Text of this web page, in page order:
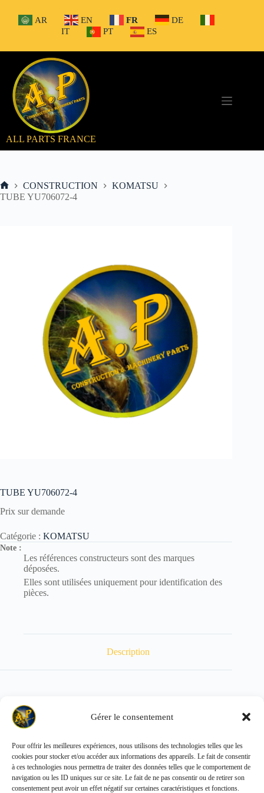
Gérer le consentement
Pour offrir les meilleures expériences, nous utilisons des technologies telles que les
cookies pour stocker et/ou accéder aux informations des appareils. Le fait de consentir
à ces technologies nous permettra de traiter des données telles que le comportement de
navigation ou les ID uniques sur ce site. Le fait de ne pas consentir ou de retirer son
consentement peut avoir un effet négatif sur certaines caractéristiques et fonctions.
contenu
AR EN FR
DE
IT
PT ES
ALL PARTS FRANCE
Accueil
CONSTRUCTION
KOMATSU
TUBE YU706072-4
TUBE YU706072-4
Prix sur demande
Catégorie : KOMATSU
Note :
Les références constructeurs sont des marques
déposées.
Elles sont utilisées uniquement pour identification des
pièces.
Description
POIDS : 0.196 kg
Copyright © 2026 - ALL PARTS FRANCE SAS